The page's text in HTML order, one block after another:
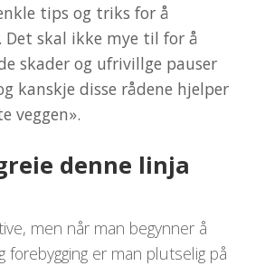
tips og triks for å
Det skal ikke mye til for å
skader og ufrivillge pauser
kanskje disse rådene hjelper
veggen».
denne linja
men når man begynner å
forebygging er man plutselig på